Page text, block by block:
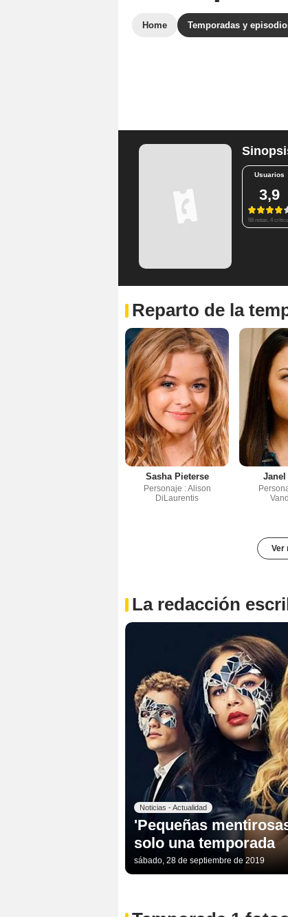
Home Temporadas y
Usuarios
3,9
68 notas, 4
Reparto de la
Sasha Pieterse
Personaje : Alison
DiLaurentis
Ver
La redacción
Noticias - Actualidad
'Pequeñas
solo una temporada
sábado, 28 de septiembre de 2019